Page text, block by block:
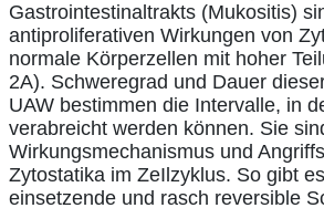
Gastrointestinaltrakts (Mukositis)
antiproliferativen Wirkungen von
normale Körperzellen mit hoher
2A). Schweregrad und Dauer
UAW bestimmen die Intervalle, in
verabreicht werden können. Sie
Wirkungsmechanismus und
Zytostatika im ZeIlzyklus. So gibt es
einsetzende und rasch reversible